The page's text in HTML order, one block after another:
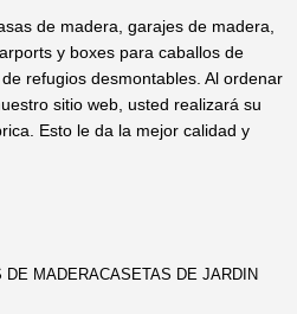
de madera, garajes de madera,
y boxes para caballos de
refugios desmontables. Al ordenar
sitio web, usted realizará su
Esto le da la mejor calidad y
DE MADERACASETAS DE JARDIN